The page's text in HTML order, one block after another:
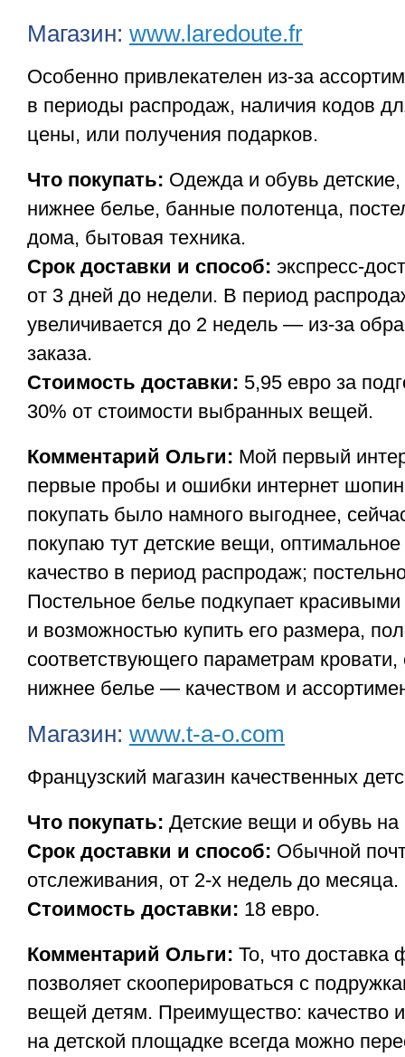
Магазин: www.laredoute.fr
Особенно привлекателен из-за
в периоды распродаж, наличия кодов
цены, или получения подарков.
Что покупать: Одежда и обувь
нижнее белье, банные полотенца,
дома, бытовая техника.
Срок доставки и способ: экспресс-
от 3 дней до недели. В период
увеличивается до 2 недель — из-за
заказа.
Стоимость доставки: 5,95 евро за
30% от стоимости выбранных вещей.
Комментарий Ольги: Мой первый
первые пробы и ошибки интернет
покупать было намного выгоднее,
покупаю тут детские вещи,
качество в период распродаж;
Постельное белье подкупает
и возможностью купить его размера,
соответствующего параметрам
нижнее белье — качеством и
Магазин: www.t-a-o.com
Французский магазин качественных
Что покупать: Детские вещи и обувь на
Срок доставки и способ: Обычной
отслеживания, от 2-х недель до месяца.
Стоимость доставки: 18 евро.
Комментарий Ольги: То, что доставка
позволяет скооперироваться с
вещей детям. Преимущество: качество
на детской площадке всегда можно